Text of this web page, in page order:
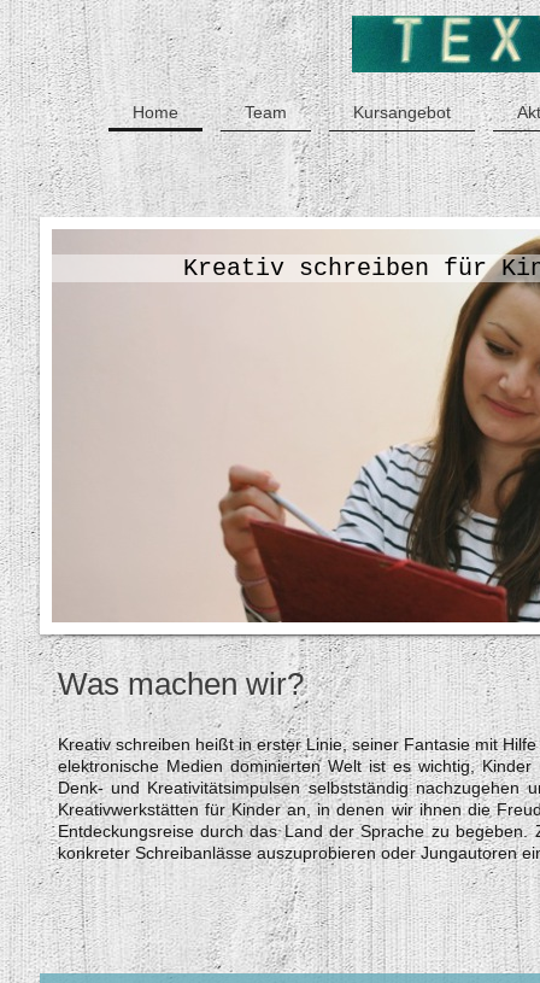
Home Team Kursangebot
Kreativ schreiben für
Was machen wir?
Kreativ schreiben heißt in erster Linie, seiner Fantasie mit
elektronische Medien dominierten Welt ist es wichtig,
Denk- und Kreativitätsimpulsen selbstständig
Kreativwerkstätten für Kinder an, in denen wir ihnen die
Entdeckungsreise durch das Land der Sprache zu
konkreter Schreibanlässe auszuprobieren oder Jungautoren